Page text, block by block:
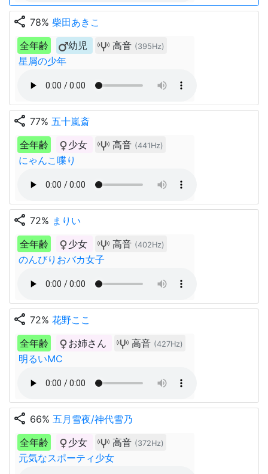
share 78% 柴田あきこ
全年齢
幼児 高音 (395Hz)
星屑の少年
share 77% 五十嵐斎
全年齢
少女 高音 (441Hz)
にゃんこ喋り
share 72% まりい
全年齢
少女 高音 (402Hz)
のんびりおバカ女子
share 72% 花野ここ
全年齢
お姉さん 高音 (427Hz)
明るいMC
share 66% 五月雪夜/神代雪乃
全年齢
少女 高音 (372Hz)
元気なスポーティ少女